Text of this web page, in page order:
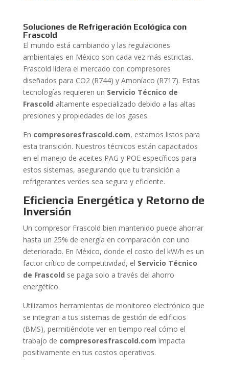
Soluciones de Refrigeración Ecológica con
Frascold
El mundo está cambiando y las regulaciones
ambientales en México son cada vez más estrictas.
Frascold lidera el mercado con compresores
diseñados para CO2 (R744) y Amoníaco (R717). Estas
tecnologías requieren un Servicio Técnico de
Frascold altamente especializado debido a las altas
presiones y propiedades de los gases.
En compresoresfrascold.com, estamos listos para
esta transición. Nuestros técnicos están capacitados
en el manejo de aceites PAG y POE específicos para
estos sistemas, asegurando que tu transición a
refrigerantes verdes sea segura y eficiente.
Eficiencia Energética y Retorno de
Inversión
Un compresor Frascold bien mantenido puede ahorrar
hasta un 25% de energía en comparación con uno
deteriorado. En México, donde el costo del kW/h es un
factor crítico de competitividad, el Servicio Técnico
de Frascold se paga solo a través del ahorro
energético.
Utilizamos herramientas de monitoreo electrónico que
se integran a tus sistemas de gestión de edificios
(BMS), permitiéndote ver en tiempo real cómo el
trabajo de compresoresfrascold.com impacta
positivamente en tus costos operativos.